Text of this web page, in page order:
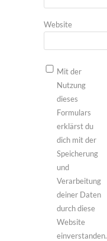
Website
Mit der
Nutzung
dieses
Formulars
erklärst du
dich mit der
Speicherung
und
Verarbeitung
deiner Daten
durch diese
Website
einverstanden.